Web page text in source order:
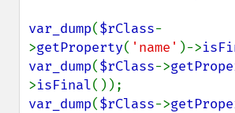
var_dump($rClass-
>getProperty( 'name' )->
var_dump($rClass->
>isFinal
var_dump($rClass->